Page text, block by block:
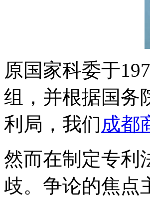
原国家科委于
组，并根据国务
利局，我们成都
然而在制定专利
歧。争论的焦点